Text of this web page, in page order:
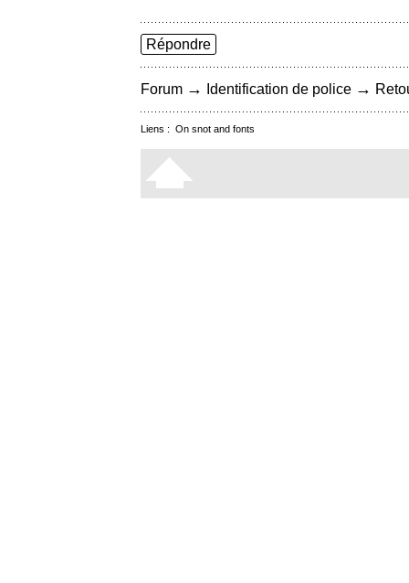
Répondre
Forum → Identification de police →
Liens : On snot and fonts